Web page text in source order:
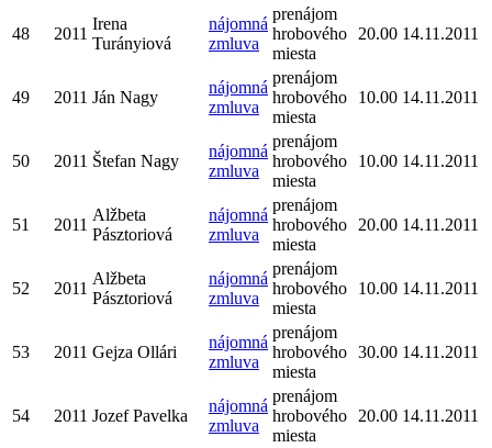
48 2011
Irena
Turányiová
nájomná
zmluva
prenájom
hrobového
miesta
20.00 14.11.2011
49 2011 Ján Nagy
nájomná
zmluva
prenájom
hrobového
miesta
10.00 14.11.2011
50 2011 Štefan Nagy
nájomná
zmluva
prenájom
hrobového
miesta
10.00 14.11.2011
51 2011
Alžbeta
Pásztoriová
nájomná
zmluva
prenájom
hrobového
miesta
20.00 14.11.2011
52 2011
Alžbeta
Pásztoriová
nájomná
zmluva
prenájom
hrobového
miesta
10.00 14.11.2011
53 2011 Gejza Ollári
nájomná
zmluva
prenájom
hrobového
miesta
30.00 14.11.2011
54 2011 Jozef Pavelka
nájomná
zmluva
prenájom
hrobového
miesta
20.00 14.11.2011